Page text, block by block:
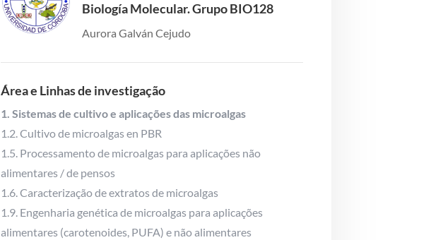
Biología Molecular. Grupo BIO128
Aurora Galván Cejudo
Área e Linhas de investigação
1. Sistemas de cultivo e aplicações das microalgas
1.2. Cultivo de microalgas en PBR
1.5. Processamento de microalgas para aplicações não
alimentares / de pensos
1.6. Caracterização de extratos de microalgas
1.9. Engenharia genética de microalgas para aplicações
alimentares (carotenoides, PUFA) e não alimentares